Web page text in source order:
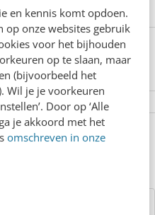
en kennis komt opdoen.
op onze websites gebruik
voor het bijhouden
op te slaan, maar
(bijvoorbeeld het
Wil je je voorkeuren
Door op ‘Alle
je akkoord met het
omschreven in onze
een reactie!